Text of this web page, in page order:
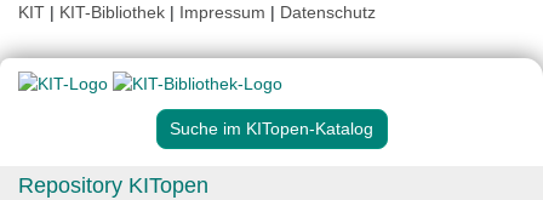
KIT | KIT-Bibliothek | Impressum | Datenschutz
Suche im KITopen-Katalog
Repository KITopen